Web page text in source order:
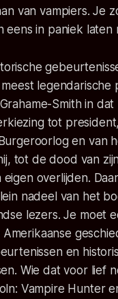
van vampiers. Je
eens in paniek
meest legendarische
Smith in dat
tot
en van
tot de dood van
eigen overlijden.
nadeel van het
lezers. Je moet
en
Wie dat voor lief
Vampire Hunter